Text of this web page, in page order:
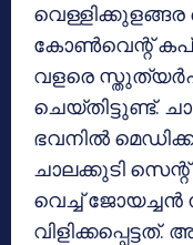
കോണ്‍വെന്റ്
വളരെ
ചെയ്തിട്ടുണ്ട്.
ഭവനില്‍
ചാലക്കുടി
വെച്ച് ജോയച്ചന്‍
വിളിക്കപ്പെട്ടത്.